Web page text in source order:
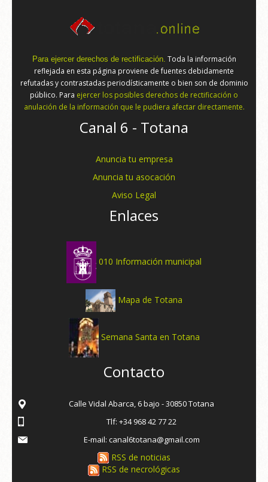
Para ejercer derechos de rectificación. Toda la información
reflejada en esta página proviene de fuentes debidamente
refutadas y contrastadas periodísticamente o bien son de dominio
público. Para ejercer los posibles derechos de rectificación o
anulación de la información que le pudiera afectar directamente.
Canal 6 - Totana
Anuncia tu empresa
Anuncia tu asocación
Aviso Legal
Enlaces
010 Información municipal
Mapa de Totana
Semana Santa en Totana
Contacto
Calle Vidal Abarca, 6 bajo - 30850 Totana
Tlf: +34 968 42 77 22
E-mail: canal6totana@gmail.com
RSS de noticias
RSS de necrológicas